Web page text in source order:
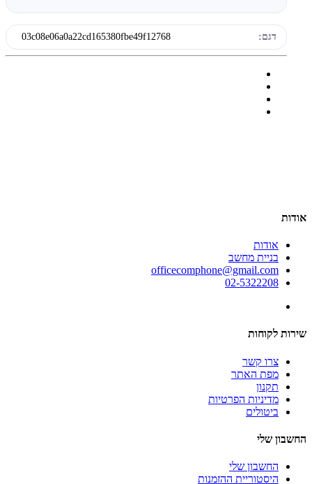
דגם: 03c08e06a0a22cd165380fbe49f12768
אודות
אודות
בניית מחשב
officecomphone@gmail.com
02-5322208
שירות לקוחות
צרו קשר
מפת האתר
תקנון
מדיניות הפרטיות
ביטולים
החשבון שלי
החשבון שלי
היסטוריית ההזמנות